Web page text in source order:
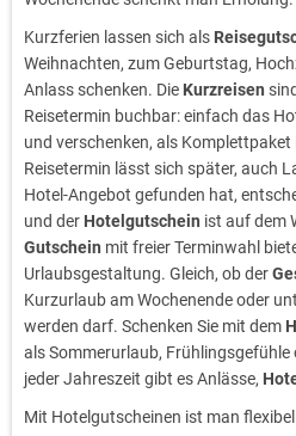
Kurzferien lassen sich als
Weihnachten, zum Geburtstag,
Anlass schenken. Die Kurzreisen
Reisetermin buchbar: einfach das
und verschenken, als
Reisetermin lässt sich später, auch
Hotel-Angebot gefunden hat,
und der Hotelgutschein ist auf dem
Gutschein mit freier Terminwahl
Urlaubsgestaltung. Gleich, ob der
Kurzurlaub am Wochenende oder
werden darf. Schenken Sie mit dem
als Sommerurlaub, Frühlingsgefühle
jeder Jahreszeit gibt es Anlässe,
Mit Hotelgutscheinen ist man